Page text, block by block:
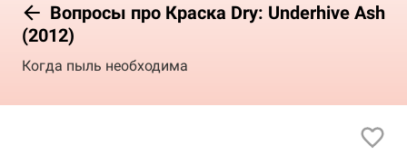
Вопросы про Краска Dry: Underhive Ash
(2012)
Когда пыль необходима